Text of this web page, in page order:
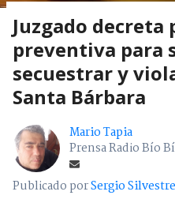
Juzgado decreta
preventiva para
secuestrar y
Santa Bárbara
Mario Tapia
Prensa Radio Bío
Publicado porSergio Silvestre